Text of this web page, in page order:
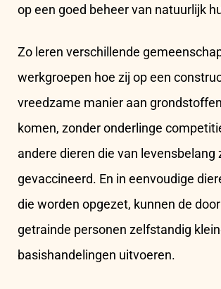
op een goed beheer van natuurlijk
Zo leren verschillende
werkgroepen hoe zij op een
vreedzame manier aan
komen, zonder onderlinge
andere dieren die van levensbelang
gevaccineerd. En in eenvoudige
die worden opgezet, kunnen de
getrainde personen zelfstandig
basishandelingen uitvoeren.